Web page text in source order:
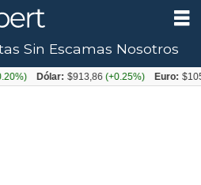
Sin Escamas Nosotros
Dólar: $913,86(+0.25%) Euro: $1053,08(-